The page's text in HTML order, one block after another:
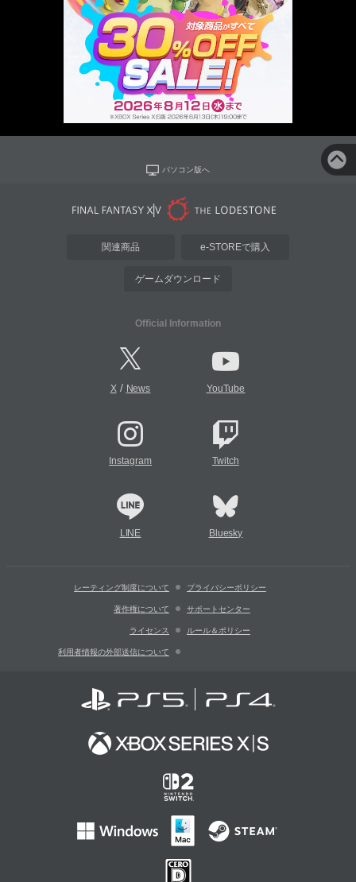
パソコン版へ
関連商品 e-STOREで購入
ゲームダウンロード
Official Information
X/ News YouTube
Instagram Twitch
LINE Bluesky
レーティング制度について プライバシーポリシー
著作権について サポートセンター
ライセンス ルール＆ポリシー
利用者情報の外部送信について